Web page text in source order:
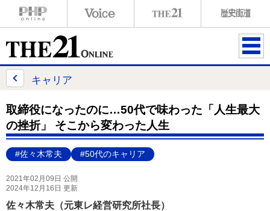
ME
キャリア
取締役になったのに…50代で味わった「人生最大
の挫折」 そこから変わった人生
#佐々木常夫 #50代のキャリア
2021年02月09日 公開
2024年12月16日 更新
佐々木常夫（元東レ経営研究所社長）